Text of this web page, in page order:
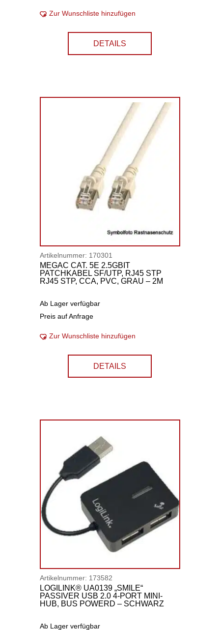
Zur Wunschliste hinzufügen
DETAILS
Artikelnummer: 170301
MEGAC CAT. 5E 2.5GBIT
PATCHKABEL SF/UTP, RJ45 STP
RJ45 STP, CCA, PVC, GRAU – 2M
Ab Lager verfügbar
Preis auf Anfrage
Zur Wunschliste hinzufügen
DETAILS
Artikelnummer: 173582
LOGILINK® UA0139 „SMILE“
PASSIVER USB 2.0 4-PORT MINI-
HUB, BUS POWERD – SCHWARZ
Ab Lager verfügbar